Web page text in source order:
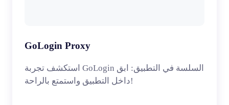
GoLogin Proxy
استكشف تجربة GoLogin السلسة في التطبيق: ابق
داخل التطبيق واستمتع بالراحة!